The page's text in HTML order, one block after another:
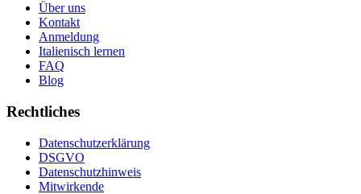
Über uns
Kontakt
Anmeldung
Italienisch lernen
FAQ
Blog
Rechtliches
Datenschutzerklärung
DSGVO
Datenschutzhinweis
Mitwirkende